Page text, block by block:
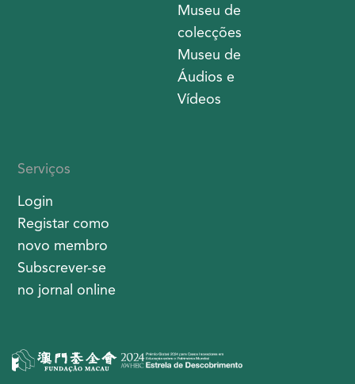
Museu de
colecções
Museu de
Áudios e
Vídeos
Serviços
Login
Registar como
novo membro
Subscrever-se
no jornal online